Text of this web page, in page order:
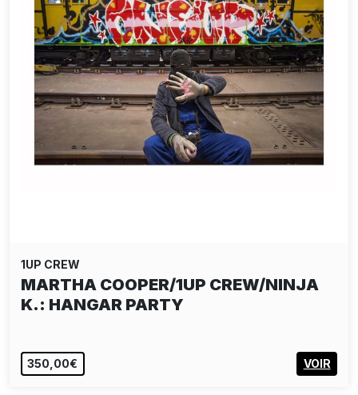
1UP CREW
MARTHA COOPER/1UP CREW/NINJA
K.: HANGAR PARTY
350,00€ VOIR